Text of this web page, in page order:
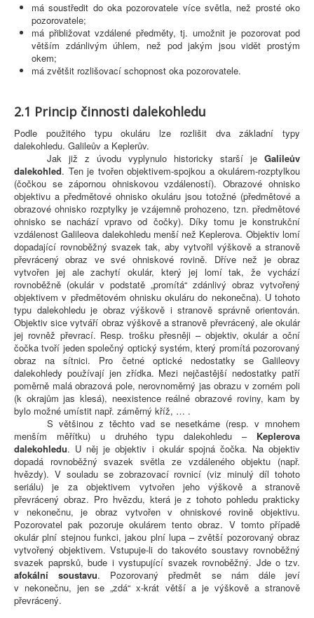
má soustředit do oka pozorovatele více světla, než prosté oko
pozorovatele;
má přibližovat vzdálené předměty, tj. umožnit je pozorovat pod
větším zdánlivým úhlem, než pod jakým jsou vidět prostým
okem;
má zvětšit rozlišovací schopnost oka pozorovatele.
2.1 Princip činnosti dalekohledu
Podle použitého typu okuláru lze rozlišit dva základní typy
dalekohledu. Galileův a Keplerův.
Jak již z úvodu vyplynulo historicky starší je Galileův
dalekohled. Ten je tvořen objektivem-spojkou a okulárem-rozptylkou
(čočkou se zápornou ohniskovou vzdáleností). Obrazové ohnisko
objektivu a předmětové ohnisko okuláru jsou totožné (předmětové a
obrazové ohnisko rozptylky je vzájemně prohozeno, tzn. předmětové
ohnisko se nachází vpravo od čočky). Díky tomu je konstrukční
vzdálenost Galileova dalekohledu menší než Keplerova. Objektiv lomí
dopadající rovnoběžný svazek tak, aby vytvořil výškově a stranově
převrácený obraz ve své ohniskové rovině. Dříve než je obraz
vytvořen jej ale zachytí okulár, který jej lomí tak, že vychází
rovnoběžně (okulár v podstatě „promítá“ zdánlivý obraz vytvořený
objektivem v předmětovém ohnisku okuláru do nekonečna). U tohoto
typu dalekohledu je obraz výškově i stranově správně orientován.
Objektiv sice vytváří obraz výškově a stranově převrácený, ale okulár
jej rovněž převrací. Resp. trošku přesněji – objektiv, okulár a oční
čočka tvoří jeden společný optický systém, který promítá pozorovaný
obraz na sítnici. Pro četné optické nedostatky se Galileovy
dalekohledy používají jen zřídka. Mezi nejčastější nedostatky patří
poměrně malá obrazová pole, nerovnoměrný jas obrazu v zorném poli
(k okrajům jas klesá), neexistence reálné obrazové roviny, kam by
bylo možné umístit např. záměrný kříž, … .
S většinou z těchto vad se nesetkáme (resp. v mnohem
menším měřítku) u druhého typu dalekohledu – Keplerova
dalekohledu. U něj je objektiv i okulár spojná čočka. Na objektiv
dopadá rovnoběžný svazek světla ze vzdáleného objektu (např.
hvězdy). V souladu se zobrazovací rovnicí (viz minulý díl tohoto
seriálu) je za objektivem vytvořen jeho výškově a stranově
převrácený obraz. Pro hvězdu, která je z tohoto pohledu prakticky
v nekonečnu, je obraz vytvořen v ohniskové rovině objektivu.
Pozorovatel pak pozoruje okulárem tento obraz. V tomto případě
okulár plní stejnou funkci, jakou plní lupa – zvětší pozorovaný obraz
vytvořený objektivem. Vstupuje-li do takovéto soustavy rovnoběžný
svazek paprsků, bude i vystupující svazek rovnoběžný. Jde o tzv.
afokální soustavu. Pozorovaný předmět se nám dále jeví
v nekonečnu, jen se „zdá“ x-krát větší a je výškově a stranově
převrácený.